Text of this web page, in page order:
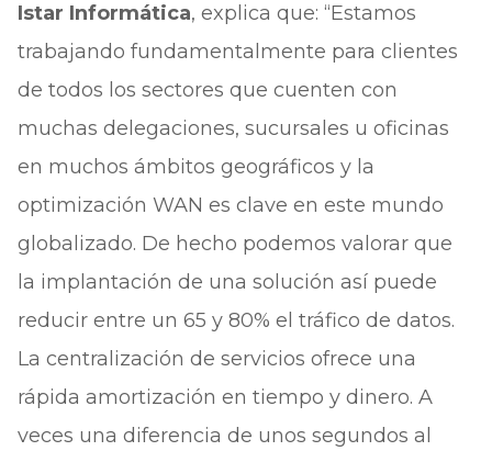
Istar Informática, explica que: “Estamos
trabajando fundamentalmente para clientes
de todos los sectores que cuenten con
muchas delegaciones, sucursales u oficinas
en muchos ámbitos geográficos y la
optimización WAN es clave en este mundo
globalizado. De hecho podemos valorar que
la implantación de una solución así puede
reducir entre un 65 y 80% el tráfico de datos.
La centralización de servicios ofrece una
rápida amortización en tiempo y dinero. A
veces una diferencia de unos segundos al